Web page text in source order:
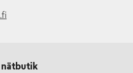
nätbutik